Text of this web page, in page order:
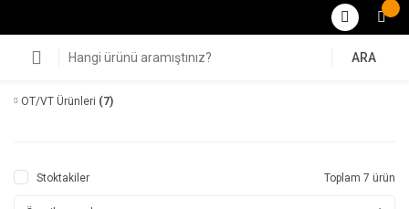
ARA
OT/VT Ürünleri (7)
Stoktakiler Toplam 7 ürün